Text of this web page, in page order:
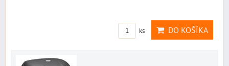
ks DO KOŠÍKA